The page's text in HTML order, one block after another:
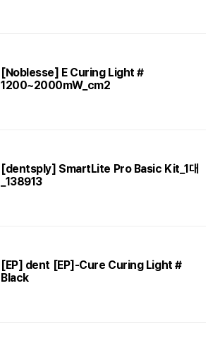
[Noblesse] E Curing Light #
1200~2000mW_cm2
[dentsply] SmartLite Pro Basic Kit_1대
_138913
[EP] dent [EP]-Cure Curing Light #
Black